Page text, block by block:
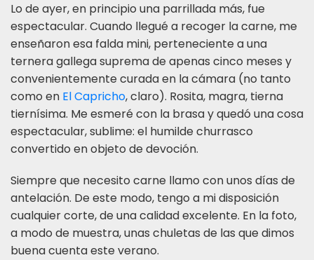
Lo de ayer, en principio una parrillada más, fue
espectacular. Cuando llegué a recoger la carne, me
enseñaron esa falda mini, perteneciente a una
ternera gallega suprema de apenas cinco meses y
convenientemente curada en la cámara (no tanto
como en El Capricho, claro). Rosita, magra, tierna
tiernísima. Me esmeré con la brasa y quedó una cosa
espectacular, sublime: el humilde churrasco
convertido en objeto de devoción.
Siempre que necesito carne llamo con unos días de
antelación. De este modo, tengo a mi disposición
cualquier corte, de una calidad excelente. En la foto,
a modo de muestra, unas chuletas de las que dimos
buena cuenta este verano.